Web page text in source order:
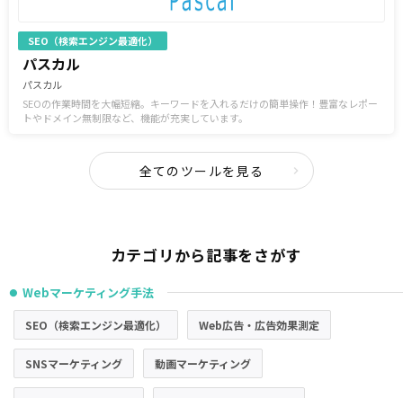
SEO（検索エンジン最適化）
パスカル
パスカル
SEOの作業時間を大幅短縮。キーワードを入れるだけの簡単操作！豊富なレポー
トやドメイン無制限など、機能が充実しています。
全てのツールを見る
カテゴリから記事をさがす
● Webマーケティング手法
SEO（検索エンジン最適化） Web広告・広告効果測定
SNSマーケティング 動画マーケティング